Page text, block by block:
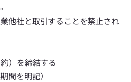
他社と取引することを禁止され
）を締結する
間を明記）